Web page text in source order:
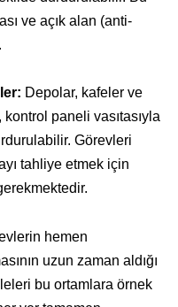
ve açık alan (anti-
Depolar, kafeler ve
paneli vasıtasıyla
Görevleri
tahliye etmek için
hemen
uzun zaman aldığı
bu ortamlara örnek